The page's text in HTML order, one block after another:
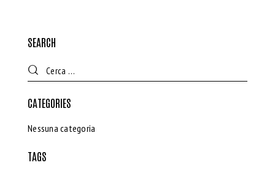
SEARCH
CATEGORIES
Nessuna categoria
TAGS